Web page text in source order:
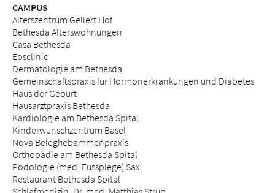
CAMPUS
Alterszentrum Gellert Hof
Bethesda Alterswohnungen
Casa Bethesda
Eosclinic
Dermatologie am Bethesda
Gemeinschaftspraxis für Hormonerkrankungen und Diabetes
Haus der Geburt
Hausarztpraxis Bethesda
Kardiologie am Bethesda Spital
Kinderwunschzentrum Basel
Nova Beleghebammenpraxis
Orthopädie am Bethesda Spital
Podologie (med. Fussplege) Sax
Restaurant Bethesda Spital